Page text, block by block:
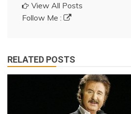
View All Posts
Follow Me :
RELATED POSTS